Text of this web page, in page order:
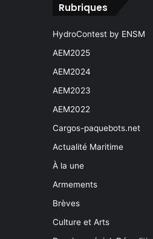
Rubriques
HydroContest by ENSM
AEM2025
AEM2024
AEM2023
AEM2022
Cargos-paquebots.net
Actualité Maritime
À la une
Armements
Brèves
Culture et Arts